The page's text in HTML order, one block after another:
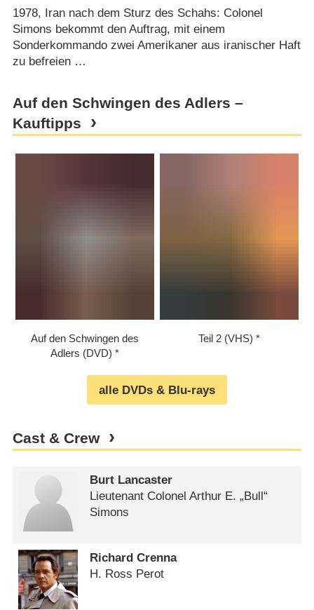
1978, Iran nach dem Sturz des Schahs: Colonel
Simons bekommt den Auftrag, mit einem
Sonderkommando zwei Amerikaner aus iranischer Haft
zu befreien …
Auf den Schwingen des Adlers –
Kauftipps
Auf den Schwingen des
Adlers (DVD)
Teil 2 (VHS)
alle DVDs & Blu-rays
Cast & Crew
Burt Lancaster
Lieutenant Colonel Arthur E. „Bull“
Simons
Richard Crenna
H. Ross Perot